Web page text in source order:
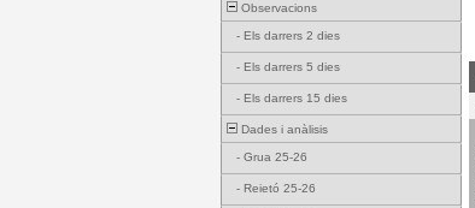
Observacions
- Els darrers 2 dies
- Els darrers 5 dies
- Els darrers 15 dies
Dades i anàlisis
- Grua 25-26
- Reietó 25-26